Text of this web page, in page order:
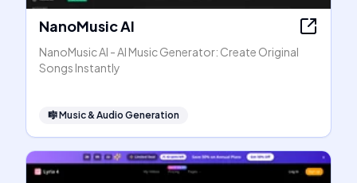
NanoMusic AI
NanoMusic AI - AI Music Generator: Create Original
Songs Instantly
🎼Music & Audio Generation